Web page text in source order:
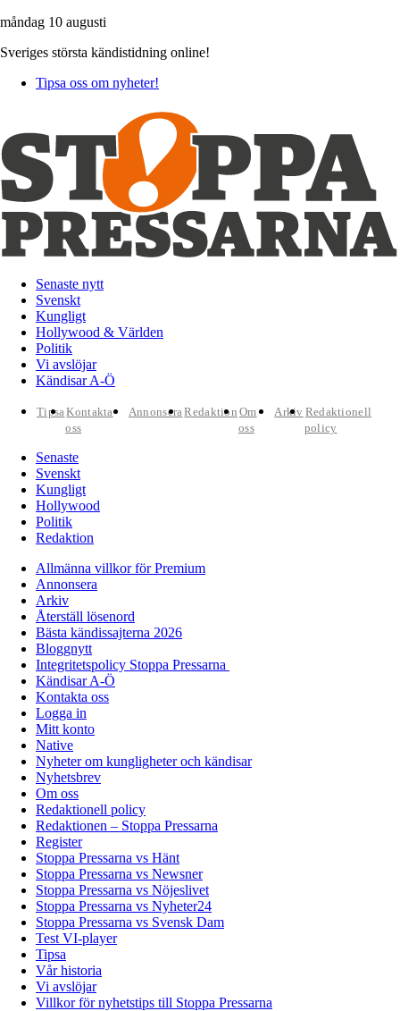
måndag 10 augusti
Sveriges största kändistidning online!
Tipsa oss om nyheter!
Senaste nytt
Svenskt
Kungligt
Hollywood & Världen
Politik
Vi avslöjar
Kändisar A-Ö
TipsaKontakta
oss
AnnonseraRedaktion Om
oss
Arkiv Redaktionell
policy
Senaste
Svenskt
Kungligt
Hollywood
Politik
Redaktion
Allmänna villkor för Premium
Annonsera
Arkiv
Återställ lösenord
Bästa kändissajterna 2026
Bloggnytt
Integritetspolicy Stoppa Pressarna
Kändisar A-Ö
Kontakta oss
Logga in
Mitt konto
Native
Nyheter om kungligheter och kändisar
Nyhetsbrev
Om oss
Redaktionell policy
Redaktionen – Stoppa Pressarna
Register
Stoppa Pressarna vs Hänt
Stoppa Pressarna vs Newsner
Stoppa Pressarna vs Nöjeslivet
Stoppa Pressarna vs Nyheter24
Stoppa Pressarna vs Svensk Dam
Test VI-player
Tipsa
Vår historia
Vi avslöjar
Villkor för nyhetstips till Stoppa Pressarna